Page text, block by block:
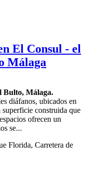
El Consul - el
Málaga
Bulto, Málaga.
diáfanos, ubicados en
construida que
ofrecen un
se...